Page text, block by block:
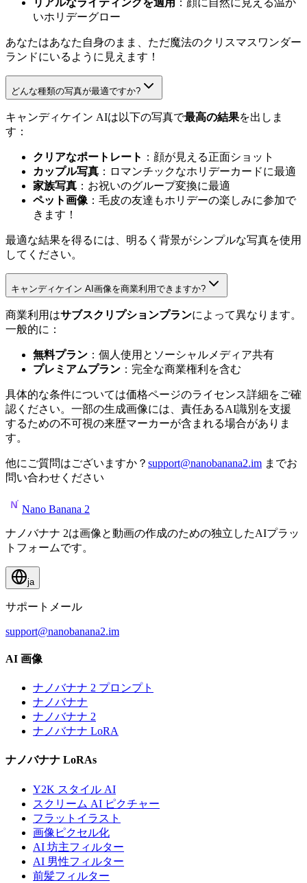
いホリデーグロー
あなたはあなた自身のまま、ただ魔法のクリスマスワンダー
ランドにいるように見えます！
どんな種類の写真が最適ですか?
キャンディケイン AIは以下の写真で最高の結果を出しま
す：
クリアなポートレート ：顔が見える正面ショット
カップル写真 ：ロマンチックなホリデーカードに最適
家族写真 ：お祝いのグループ変換に最適
ペット画像 ：毛皮の友達もホリデーの楽しみに参加で
きます！
最適な結果を得るには、明るく背景がシンプルな写真を使用
してください。
キャンディケイン AI画像を商業利用できますか?
商業利用はサブスクリプションプランによって異なります。
一般的に：
無料プラン ：個人使用とソーシャルメディア共有
プレミアムプラン ：完全な商業権利を含む
具体的な条件については価格ページのライセンス詳細をご確
認ください。一部の生成画像には、責任あるAI識別を支援
するための不可視の来歴マーカーが含まれる場合がありま
す。
他にご質問はございますか？ support@nanobanana2.im までお
問い合わせください
Nano Banana 2
ナノバナナ 2は画像と動画の作成のための独立したAIプラッ
トフォームです。
ja
サポートメール
support@nanobanana2.im
AI 画像
ナノバナナ 2 プロンプト
ナノバナナ
ナノバナナ 2
ナノバナナ LoRA
ナノバナナ LoRAs
Y2K スタイル AI
スクリーム AI ピクチャー
フラットイラスト
画像ピクセル化
AI 坊主フィルター
AI 男性フィルター
前髪フィルター